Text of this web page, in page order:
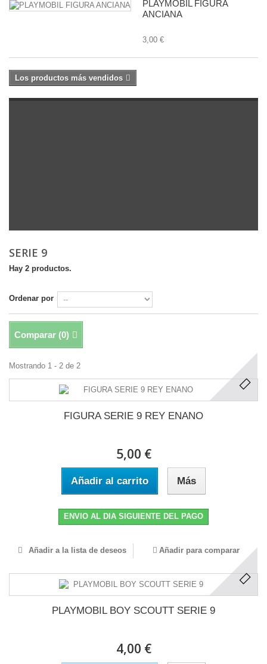
PLAYMOBIL FIGURA
ANCIANA
3,00 €
Los productos más vendidos
SERIE 9
Hay 2 productos.
Ordenar por
Comparar (0)
Mostrando 1 - 2 de 2
FIGURA SERIE 9 REY ENANO
5,00 €
Añadir al carrito Más
ENVIO AL DIA SIGUIENTE DEL PAGO
Añadir a la lista de deseos Añadir para comparar
PLAYMOBIL BOY SCOUTT SERIE 9
4,00 €